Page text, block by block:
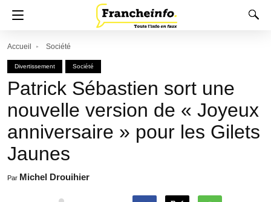
Accueil Société
Divertissement Société
Patrick Sébastien sort une
nouvelle version de « Joyeux
anniversaire » pour les Gilets
Jaunes
Par Michel Drouihier